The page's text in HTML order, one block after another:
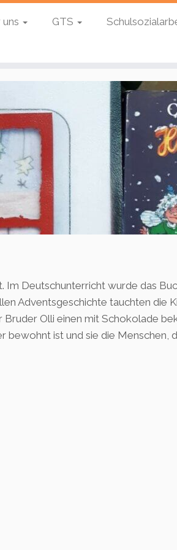
GTS
Deutschunterricht wurde das
Adventsgeschichte tauchten die
Olli einen mit Schokolade
ist und sie die Menschen,